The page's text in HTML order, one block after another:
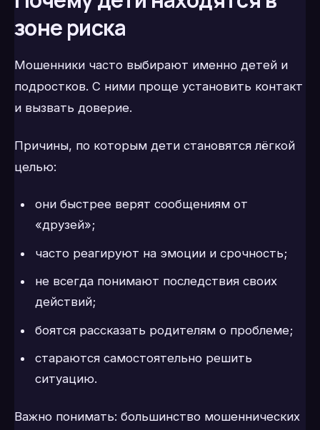
зоне риска
Мошенники часто выбирают именно детей и
подростков. С ними проще установить контакт
и вызвать доверие.
Причины, по которым дети становятся лёгкой
целью:
они быстрее верят сообщениям от
«друзей»;
часто реагируют на эмоции и срочность;
не всегда понимают последствия своих
действий;
боятся рассказать родителям о проблеме;
стараются самостоятельно решить
ситуацию.
Важно понимать: большинство мошеннических